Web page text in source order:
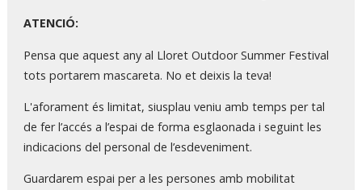
ATENCIÓ:
Pensa que aquest any al Lloret Outdoor Summer Festival
tots portarem mascareta. No et deixis la teva!
L'aforament és limitat, siusplau veniu amb temps per tal
de fer l’accés a l’espai de forma esglaonada i seguint les
indicacions del personal de l’esdeveniment.
Guardarem espai per a les persones amb mobilitat